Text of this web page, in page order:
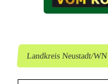
Landkreis Neustadt/WN